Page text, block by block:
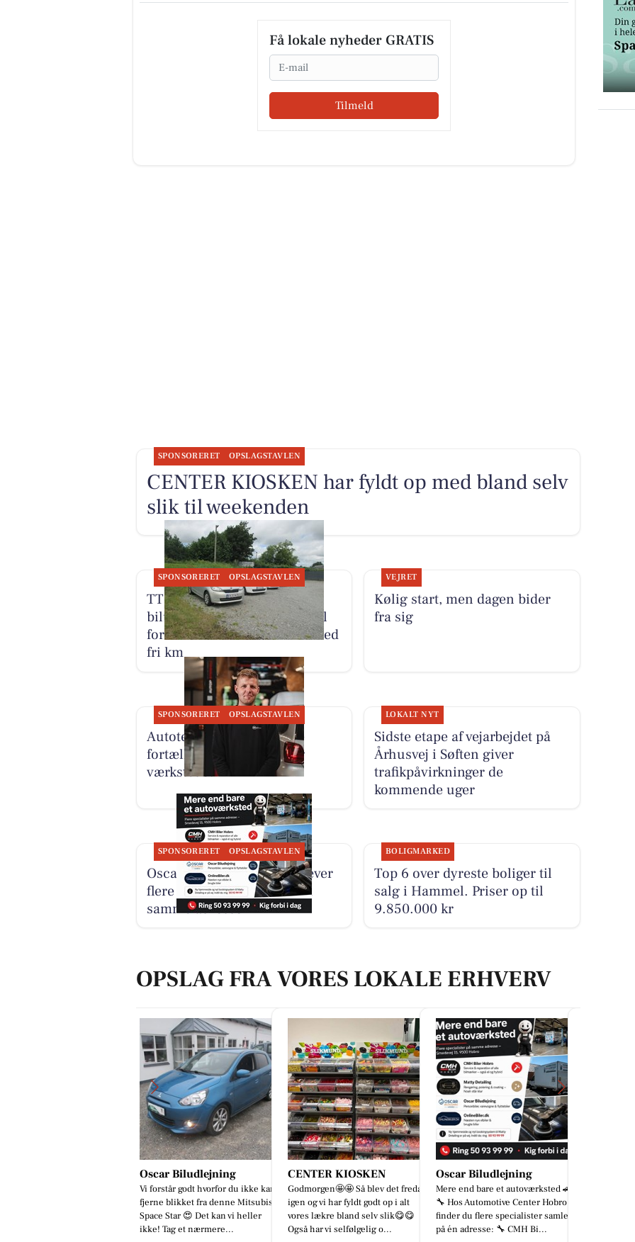
Få lokale nyheder GRATIS
Email
Tilmeld
SPONSORERET OPSLAGSTAVLEN
CENTER KIOSKEN har fyldt op med bland selv
slik til weekenden
SPONSORERET OPSLAGSTAVLEN
TT CARS ApS tilbyder
biludlejning af lille personbil
for 3.000 kr. om måneden med
fri km
VEJRET
Kølig start, men dagen bider
fra sig
SPONSORERET OPSLAGSTAVLEN
Autotekniker Kim Skytthe
fortæller om manden bag
værkstedet
LOKALT NYT
Sidste etape af vejarbejdet på
Århusvej i Søften giver
trafikpåvirkninger de
kommende uger
SPONSORERET OPSLAGSTAVLEN
Oscar Biludlejning fremhæver
flere specialister samlet på
samme adresse
BOLIGMARKED
Top 6 over dyreste boliger til
salg i Hammel. Priser op til
9.850.000 kr
OPSLAG FRA VORES LOKALE ERHVERV
CENTER KIOSKEN
Godmorgen🤩🤩 Så blev det fredag
igen og vi har fyldt godt op i alt
vores lækre bland selv slik😋😋
Også har vi selfølgelig o...
Oscar Biludlejning
Mere end bare et autoværksted 🚗
🔧 Hos Automotive Center Hobro
finder du flere specialister samlet
på én adresse: 🔧 CMH Bi...
Autotekniker Kim Skytthe
Bag enhver virksomhed står der
mennesker. Derfor tænkte vi, at
det var på tide at fortælle lidt om
manden bag værkstedet. Ki...